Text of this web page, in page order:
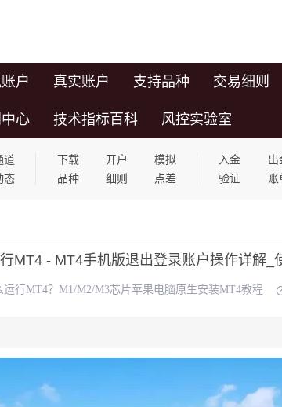
户 真实账户 支持品种 交易细则
心 技术指标百科 风控实验室
道
态
下载 开户
模拟
品种
细则 点差
入金 出
验证
账
MT4 - MT4手机版退出登录账户操作详解
运行MT4？M1/M2/M3芯片苹果电脑原生安装MT4教程